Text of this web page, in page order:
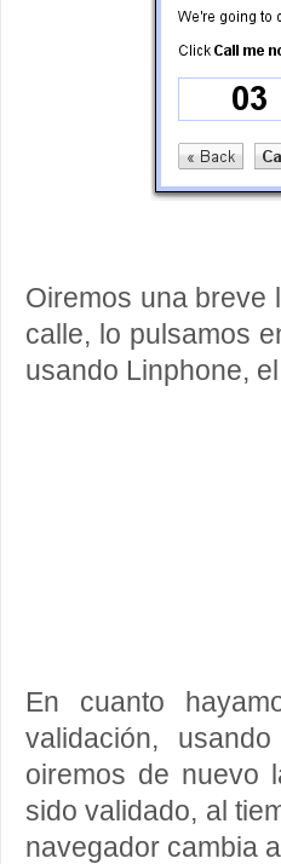
Oiremos una breve
calle, lo pulsamos
usando Linphone,
En cuanto
validación,
oiremos de nuevo
sido validado, al
navegador cambia